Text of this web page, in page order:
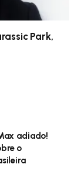
Park,
adiado!
o